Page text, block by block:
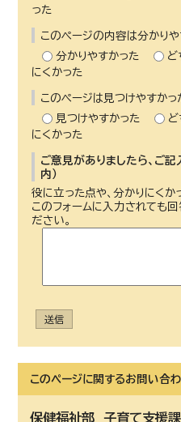
った
このページの内容は分かりや
分かりやすかった
ど
にくかった
このページは見つけやすかっ
見つけやすかった
にくかった
ご意見がありましたら、ご
内）
役に立った点や、分かりにくか
このフォームに入力されても
ださい。
送信
このページに関するお問い合
保健福祉部子育て支援課